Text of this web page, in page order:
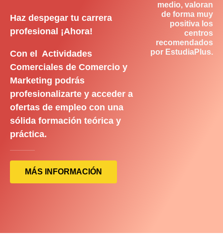
Haz despegar tu carrera
profesional ¡Ahora!
Con el Actividades
Comerciales de Comercio y
Marketing podrás
profesionalizarte y acceder a
ofertas de empleo con una
sólida formación teórica y
práctica.
MÁS INFORMACIÓN
medio, valoran
de forma muy
positiva los
centros
recomendados
por EstudiaPlus.